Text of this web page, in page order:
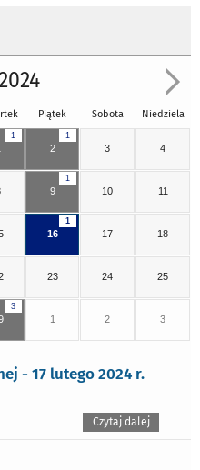
Piątek Sobota Niedziela
1 1
2 3 4
1
9 10 11
1
16 17 18
23 24 25
3
1 2 3
- 17 lutego 2024 r.
Czytaj dalej